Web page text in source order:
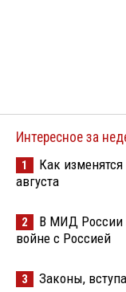
Интересное за
1
Как
августа
2
В МИД России
войне с Россией
3 Законы,